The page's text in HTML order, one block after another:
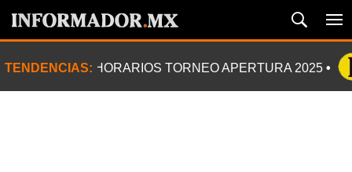
TENDENCIAS: HORARIOS TORNEO APERTURA 2025